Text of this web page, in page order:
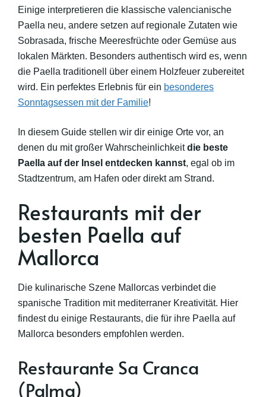
Einige interpretieren die klassische valencianische
Paella neu, andere setzen auf regionale Zutaten wie
Sobrasada, frische Meeresfrüchte oder Gemüse aus
lokalen Märkten. Besonders authentisch wird es, wenn
die Paella traditionell über einem Holzfeuer zubereitet
wird. Ein perfektes Erlebnis für ein besonderes
Sonntagsessen mit der Familie!
In diesem Guide stellen wir dir einige Orte vor, an
denen du mit großer Wahrscheinlichkeitdie beste
Paella auf der Insel entdecken kannst, egal ob im
Stadtzentrum, am Hafen oder direkt am Strand.
Restaurants mit der
besten Paella auf
Mallorca
Die kulinarische Szene Mallorcas verbindet die
spanische Tradition mit mediterraner Kreativität. Hier
findest du einige Restaurants, die für ihre Paella auf
Mallorca besonders empfohlen werden.
Restaurante Sa Cranca
(Palma)